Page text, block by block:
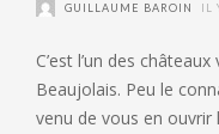
GUILLAUME BAROIN IL
C’est l’un des
Beaujolais. Peu le
venu de vous en ouvrir